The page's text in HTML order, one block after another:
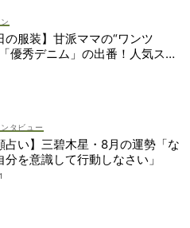
の服装】甘派ママの“ワンツ
優秀デニム」の出番！人気スタ
厳選
タビュー
占い】三碧木星・8月の運勢「な
分を意識して行動しなさい」